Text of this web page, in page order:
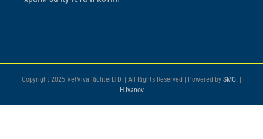
Copyright 2025 VetViva RichterLTD. | All Rights Reserved | Powered by SMG.
H.Ivanov